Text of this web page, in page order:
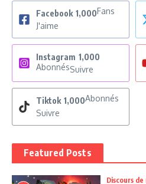
Facebook 1,000Fans
J'aime
Instagram 1,000
AbonnésSuivre
Tiktok 1,000Abonnés
Suivre
Featured Posts
Discours